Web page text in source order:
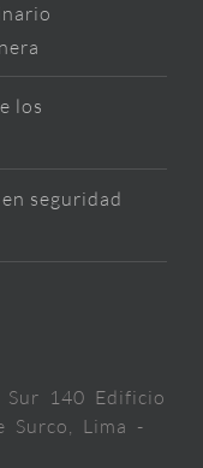
los
seguridad
140 Edificio
Surco, Lima -